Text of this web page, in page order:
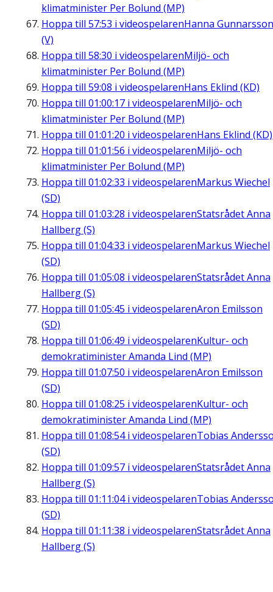
klimatminister Per Bolund (MP)
Hoppa till 57:53 i videospelarenHanna Gunnarsson
(V)
Hoppa till 58:30 i videospelarenMiljö- och
klimatminister Per Bolund (MP)
Hoppa till 59:08 i videospelarenHans Eklind (KD)
Hoppa till 01:00:17 i videospelarenMiljö- och
klimatminister Per Bolund (MP)
Hoppa till 01:01:20 i videospelarenHans Eklind (KD)
Hoppa till 01:01:56 i videospelarenMiljö- och
klimatminister Per Bolund (MP)
Hoppa till 01:02:33 i videospelarenMarkus Wiechel
(SD)
Hoppa till 01:03:28 i videospelarenStatsrådet Anna
Hallberg (S)
Hoppa till 01:04:33 i videospelarenMarkus Wiechel
(SD)
Hoppa till 01:05:08 i videospelarenStatsrådet Anna
Hallberg (S)
Hoppa till 01:05:45 i videospelarenAron Emilsson
(SD)
Hoppa till 01:06:49 i videospelarenKultur- och
demokratiminister Amanda Lind (MP)
Hoppa till 01:07:50 i videospelarenAron Emilsson
(SD)
Hoppa till 01:08:25 i videospelarenKultur- och
demokratiminister Amanda Lind (MP)
Hoppa till 01:08:54i videospelarenTobias
(SD)
Hoppa till 01:09:57 i videospelarenStatsrådet Anna
Hallberg (S)
Hoppa till 01:11:04i videospelarenTobias
(SD)
Hoppa till 01:11:38 i videospelarenStatsrådet Anna
Hallberg (S)